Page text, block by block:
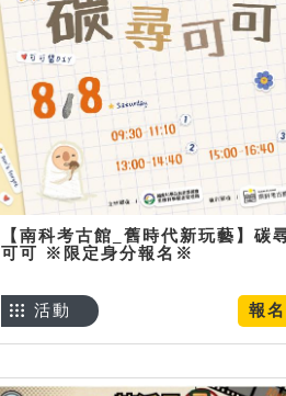
【南科考古館_舊時代新玩藝】碳
可可 ※限定身分報名※
報名
活動